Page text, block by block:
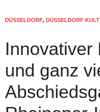
DÜSSELDORF, DÜSSELDORF
Innovativer
und ganz